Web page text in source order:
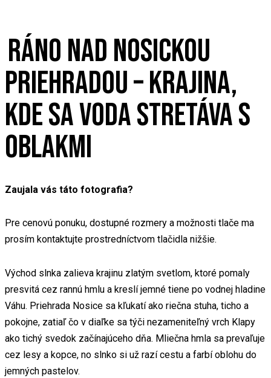
RÁNO NAD NOSICKOU
PRIEHRADOU – KRAJINA,
KDE SA VODA STRETÁVA S
OBLAKMI
Zaujala vás táto fotografia?
Pre cenovú ponuku, dostupné rozmery a možnosti tlače ma
prosím kontaktujte prostredníctvom tlačidla nižšie.
Východ slnka zalieva krajinu zlatým svetlom, ktoré pomaly
presvitá cez rannú hmlu a kreslí jemné tiene po vodnej hladine
Váhu. Priehrada Nosice sa kľukatí ako riečna stuha, ticho a
pokojne, zatiaľ čo v diaľke sa týči nezameniteľný vrch Klapy
ako tichý svedok začínajúceho dňa. Mliečna hmla sa prevaľuje
cez lesy a kopce, no slnko si už razí cestu a farbí oblohu do
jemných pastelov.